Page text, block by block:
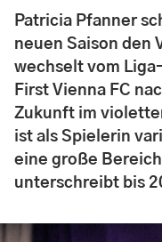
Patricia Pfanner
neuen Saison den
wechselt vom
First Vienna FC
Zukunft im
ist als Spielerin
eine große
unterschreibt bis